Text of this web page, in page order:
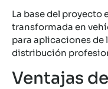
La base del proyecto
transformada en
para aplicaciones
distribución
Ventajas